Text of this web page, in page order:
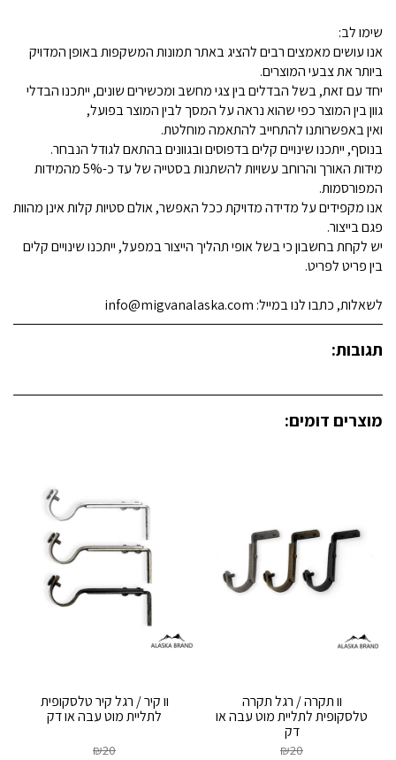
שימו לב:
אנו עושים מאמצים רבים להציג באתר תמונות המשקפות באופן המדויק
ביותר את צבעי המוצרים.
יחד עם זאת, בשל הבדלים בין צגי מחשב ומכשירים שונים, ייתכנו הבדלי
גוון בין המוצר כפי שהוא נראה על המסך לבין המוצר בפועל,
ואין באפשרותנו להתחייב להתאמה מוחלטת.
בנוסף, ייתכנו שינויים קלים בדפוסים ובגוונים בהתאם לגודל הנבחר.
מידות האורך והרוחב עשויות להשתנות בסטייה של עד כ-5% מהמידות
המפורסמות.
אנו מקפידים על מדידה מדויקת ככל האפשר, אולם סטיות קלות אינן מהוות
פגם בייצור.
יש לקחת בחשבון כי בשל אופי תהליך הייצור במפעל, ייתכנו שינויים קלים
בין פריט לפריט.
לשאלות, כתבו לנו במייל: info@migvanalaska.com
תגובות:
מוצרים דומים:
וו תקרה / רגל תקרה
טלסקופית לתליית מוט עבה או
דק
₪20
וו קיר / רגל קיר טלסקופית
לתליית מוט עבה או דק
₪20